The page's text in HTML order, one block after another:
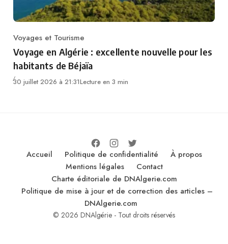
Category
Voyages et Tourisme
Voyage en Algérie : excellente nouvelle pour les
habitants de Béjaïa
30 juillet 2026 à 21:31Lecture en 3 min
Accueil Politique de confidentialité
À propos
Mentions légales
Contact
Charte éditoriale de DNAlgerie.com
Politique de mise à jour et de correction des articles –
DNAlgerie.com
© 2026 DNAlgérie - Tout droits réservés